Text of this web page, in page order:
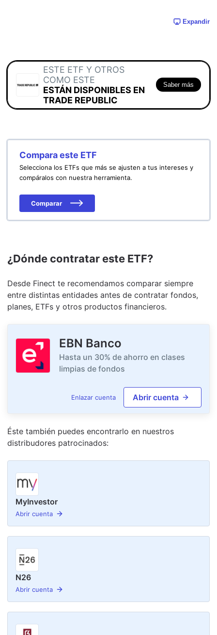
Expandir
ESTE ETF Y OTROS
COMO ESTE
ESTÁN DISPONIBLES EN
TRADE REPUBLIC
Saber más
Compara este ETF
Selecciona los ETFs que más se ajusten a tus intereses y
compáralos con nuestra herramienta.
Comparar
¿Dónde contratar este ETF?
Desde Finect te recomendamos comparar siempre
entre distintas entidades antes de contratar fondos,
planes, ETFs y otros productos financieros.
EBN Banco
Hasta un 30% de ahorro en clases
limpias de fondos
Enlazar cuenta Abrir cuenta
Éste también puedes encontrarlo en nuestros
distribudores patrocinados:
MyInvestor
Abrir cuenta
N26
Abrir cuenta